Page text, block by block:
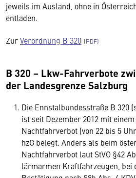
jeweils im Ausland, ohne in
entladen.
ZurVerordnung B 320
B 320 – Lkw-Fahrverbote
der Landesgrenze Salzburg
Die Ennstalbundesstraße B 320
ist seit Dezember 2012 mit
Nachtfahrverbot (von 22 bis 5
hzG belegt. Anders als beim
Nachtfahrverbot laut StVO §42
lärmarmen Kraftfahrzeugen, bei